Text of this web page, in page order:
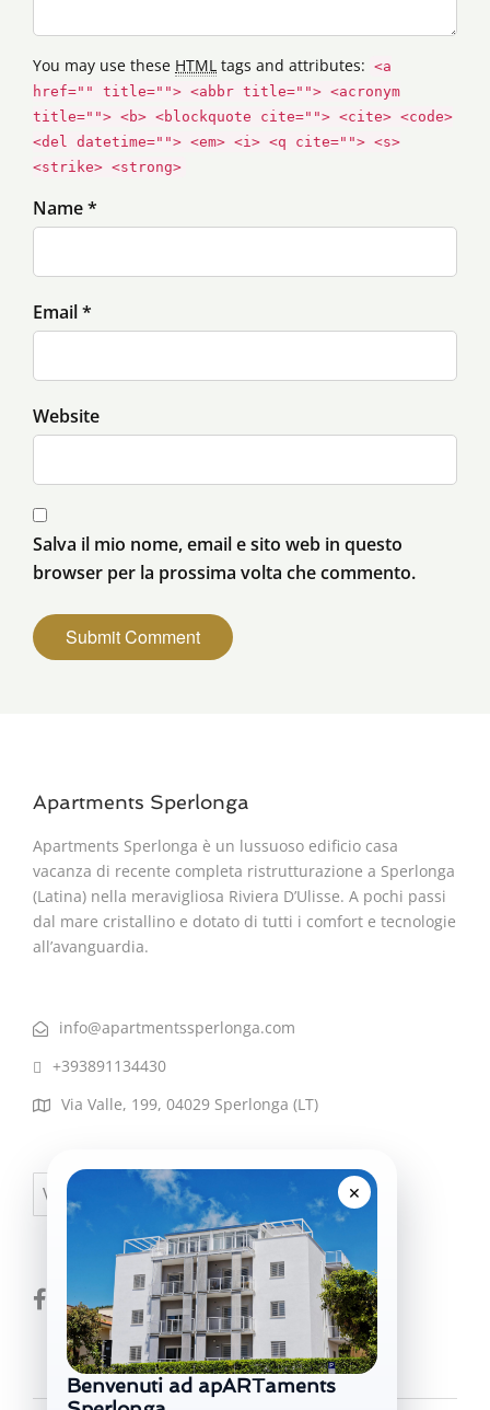
You may use these HTML tags and attributes: <a
href="" title=""> <abbr title=""> <acronym
title=""> <b> <blockquote cite=""> <cite> <code>
<del datetime=""> <em> <i> <q cite=""> <s>
<strike> <strong>
Name *
Email *
Website
Salva il mio nome, email e sito web in questo
browser per la prossima volta che commento.
Apartments Sperlonga
Apartments Sperlonga è un lussuoso edificio casa
vacanza di recente completa ristrutturazione a Sperlonga
(Latina) nella meravigliosa Riviera D’Ulisse. A pochi passi
dal mare cristallino e dotato di tutti i comfort e tecnologie
all’avanguardia.
info@apartmentssperlonga.com
+393891134430
Via Valle, 199, 04029 Sperlonga (LT)
Visa PayPal MasterCard ×
Benvenuti ad apARTaments